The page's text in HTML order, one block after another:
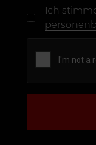
Ich